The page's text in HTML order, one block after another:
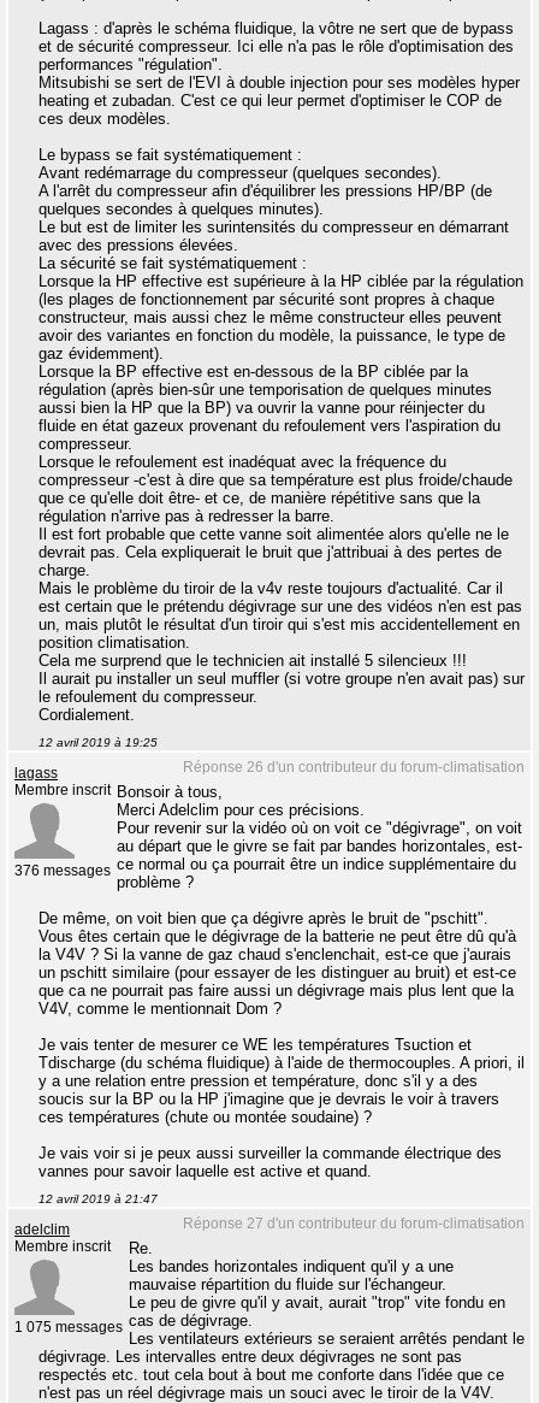
Lagass : d'après le schéma fluidique, la vôtre ne sert que de bypass
et de sécurité compresseur. Ici elle n'a pas le rôle d'optimisation des
performances "régulation".
Mitsubishi se sert de l'EVI à double injection pour ses modèles hyper
heating et zubadan. C'est ce qui leur permet d'optimiser le COP de
ces deux modèles.
Le bypass se fait systématiquement :
Avant redémarrage du compresseur (quelques secondes).
A l'arrêt du compresseur afin d'équilibrer les pressions HP/BP (de
quelques secondes à quelques minutes).
Le but est de limiter les surintensités du compresseur en démarrant
avec des pressions élevées.
La sécurité se fait systématiquement :
Lorsque la HP effective est supérieure à la HP ciblée par la régulation
(les plages de fonctionnement par sécurité sont propres à chaque
constructeur, mais aussi chez le même constructeur elles peuvent
avoir des variantes en fonction du modèle, la puissance, le type de
gaz évidemment).
Lorsque la BP effective est en-dessous de la BP ciblée par la
régulation (après bien-sûr une temporisation de quelques minutes
aussi bien la HP que la BP) va ouvrir la vanne pour réinjecter du
fluide en état gazeux provenant du refoulement vers l'aspiration du
compresseur.
Lorsque le refoulement est inadéquat avec la fréquence du
compresseur -c'est à dire que sa température est plus froide/chaude
que ce qu'elle doit être- et ce, de manière répétitive sans que la
régulation n'arrive pas à redresser la barre.
Il est fort probable que cette vanne soit alimentée alors qu'elle ne le
devrait pas. Cela expliquerait le bruit que j'attribuai à des pertes de
charge.
Mais le problème du tiroir de la v4v reste toujours d'actualité. Car il
est certain que le prétendu dégivrage sur une des vidéos n'en est pas
un, mais plutôt le résultat d'un tiroir qui s'est mis accidentellement en
position climatisation.
Cela me surprend que le technicien ait installé 5 silencieux !!!
Il aurait pu installer un seul muffler (si votre groupe n'en avait pas) sur
le refoulement du compresseur.
Cordialement.
12 avril 2019 à 19:25
Réponse 26 d'un contributeur du forum-climatisation
lagass
Membre inscrit
376 messages
Bonsoir à tous,
Merci Adelclim pour ces précisions.
Pour revenir sur la vidéo où on voit ce "dégivrage", on voit
au départ que le givre se fait par bandes horizontales, est-
ce normal ou ça pourrait être un indice supplémentaire du
problème ?
De même, on voit bien que ça dégivre après le bruit de "pschitt".
Vous êtes certain que le dégivrage de la batterie ne peut être dû qu'à
la V4V ? Si la vanne de gaz chaud s'enclenchait, est-ce que j'aurais
un pschitt similaire (pour essayer de les distinguer au bruit) et est-ce
que ca ne pourrait pas faire aussi un dégivrage mais plus lent que la
V4V, comme le mentionnait Dom ?
Je vais tenter de mesurer ce WE les températures Tsuction et
Tdischarge (du schéma fluidique) à l'aide de thermocouples. A priori, il
y a une relation entre pression et température, donc s'il y a des
soucis sur la BP ou la HP j'imagine que je devrais le voir à travers
ces températures (chute ou montée soudaine) ?
Je vais voir si je peux aussi surveiller la commande électrique des
vannes pour savoir laquelle est active et quand.
12 avril 2019 à 21:47
Réponse 27 d'un contributeur du forum-climatisation
adelclim
Membre inscrit
1 075 messages
Re.
Les bandes horizontales indiquent qu'il y a une
mauvaise répartition du fluide sur l'échangeur.
Le peu de givre qu'il y avait, aurait "trop" vite fondu en
cas de dégivrage.
Les ventilateurs extérieurs se seraient arrêtés pendant le
dégivrage. Les intervalles entre deux dégivrages ne sont pas
respectés etc. tout cela bout à bout me conforte dans l'idée que ce
n'est pas un réel dégivrage mais un souci avec le tiroir de la V4V.